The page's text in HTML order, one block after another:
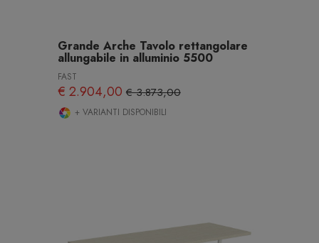
Grande Arche Tavolo rettangolare
allungabile in alluminio 5500
FAST
€ 2.904,00€ 3.873,00
+ VARIANTI DISPONIBILI